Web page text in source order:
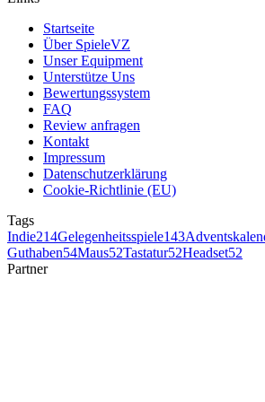
Startseite
Über SpieleVZ
Unser Equipment
Unterstütze Uns
Bewertungssystem
FAQ
Review anfragen
Kontakt
Impressum
Datenschutzerklärung
Cookie-Richtlinie (EU)
Tags
Indie214Gelegenheitsspiele143
Guthaben54Maus52Tastatur52Headset52
Partner